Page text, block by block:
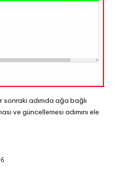
sonraki adımda ağa bağlı
ve güncellemesi adımını ele